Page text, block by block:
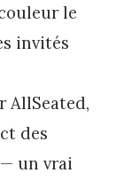
le
invités
AllSeated,
des
un vrai